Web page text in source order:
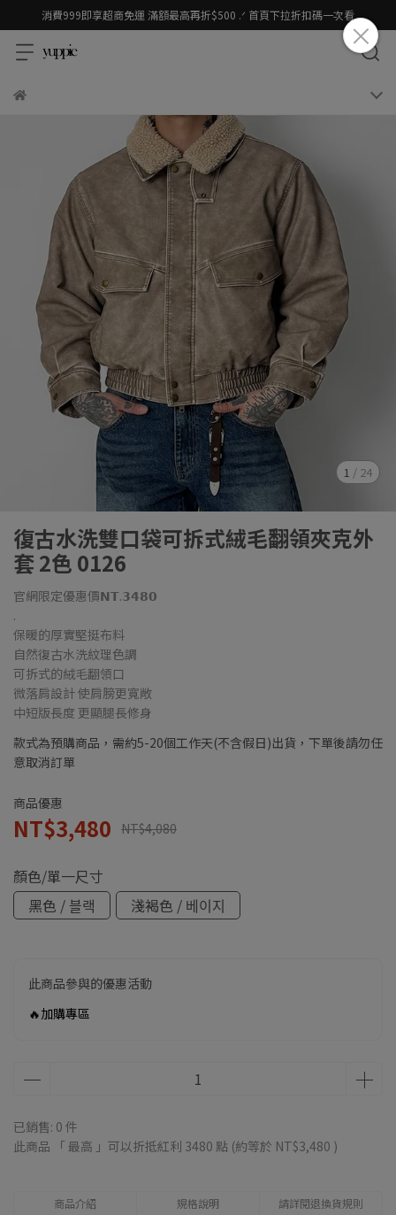
消費999即享超商免運 滿額最高再折$500 .ᐟ 首頁下拉折扣碼一次看
1 / 24
復古水洗雙口袋可拆式絨毛翻領夾克外
套 2色 0126
官網限定優惠價𝗡𝗧.𝟯𝟰𝟴𝟬
.
保暖的厚實堅挺布料
自然復古水洗紋理色調
可拆式的絨毛翻領口
微落肩設計 使肩膀更寬敞
中短版長度 更顯腿長修身
款式為預購商品，需約5-20個工作天(不含假日)出貨，下單後請勿任
意取消訂單
商品優惠
NT$3,480 NT$4,080
顏色/單一尺寸
黑色 / 블랙
淺褐色 / 베이지
此商品參與的優惠活動
🔥加購專區
已銷售: 0 件
此商品 「 最高 」可以折抵紅利 3480 點 (約等於 NT$3,480 )
商品介紹 規格說明 請詳閱退換貨規則